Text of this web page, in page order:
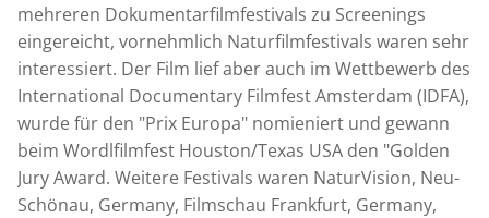
mehreren Dokumentarfilmfestivals zu Screenings
eingereicht, vornehmlich Naturfilmfestivals waren sehr
interessiert. Der Film lief aber auch im Wettbewerb des
International Documentary Filmfest Amsterdam (IDFA),
wurde für den "Prix Europa" nomieniert und gewann
beim Wordlfilmfest Houston/Texas USA den "Golden
Jury Award. Weitere Festivals waren NaturVision, Neu-
Schönau, Germany, Filmschau Frankfurt, Germany,